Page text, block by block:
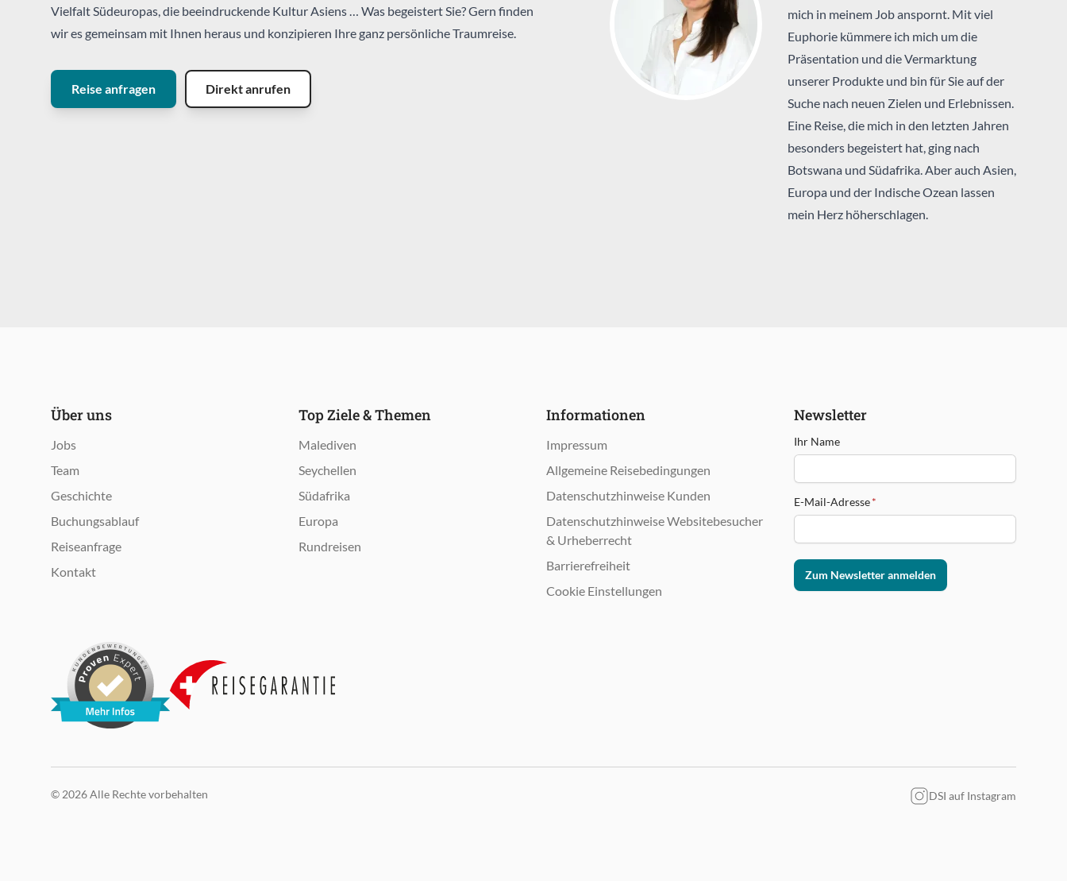
Vielfalt Südeuropas, die beeindruckende Kultur Asiens … Was begeistert Sie? Gern finden
wir es gemeinsam mit Ihnen heraus und konzipieren Ihre ganz persönliche Traumreise.
Reise anfragen Direkt anrufen
mich in meinem Job anspornt. Mit viel
Euphorie kümmere ich mich um die
Präsentation und die Vermarktung
unserer Produkte und bin für Sie auf der
Suche nach neuen Zielen und Erlebnissen.
Eine Reise, die mich in den letzten Jahren
besonders begeistert hat, ging nach
Botswana und Südafrika. Aber auch Asien,
Europa und der Indische Ozean lassen
mein Herz höherschlagen.
Über uns
Jobs
Team
Geschichte
Buchungsablauf
Reiseanfrage
Kontakt
Top Ziele & Themen
Malediven
Seychellen
Südafrika
Europa
Rundreisen
Informationen
Impressum
Allgemeine Reisebedingungen
Datenschutzhinweise Kunden
Datenschutzhinweise Websitebesucher
& Urheberrecht
Barrierefreiheit
Cookie Einstellungen
Newsletter
Ihr Name
E-Mail-Adresse*
Zum Newsletter anmelden
© 2026 Alle Rechte vorbehalten DSI auf Instagram